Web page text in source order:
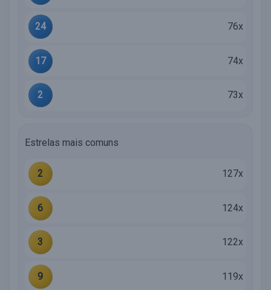
24 76x
17 74x
2 73x
Estrelas mais comuns
2 127x
6 124x
3 122x
9 119x